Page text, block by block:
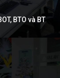
BTO và BT